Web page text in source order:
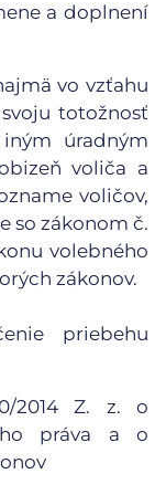
a doplnení
vo vzťahu
totožnosť
úradným
voliča a
voličov,
so zákonom č.
volebného
zákonov.
priebehu
2014 Z. z. o
práva a o